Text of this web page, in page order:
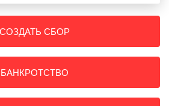
СОЗДАТЬ СБОР
БАНКРОТСТВО